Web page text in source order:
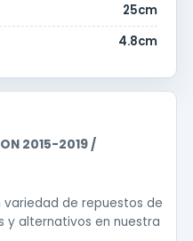
25cm
4.8cm
2015-2019 /
de repuestos de
y alternativos en nuestra